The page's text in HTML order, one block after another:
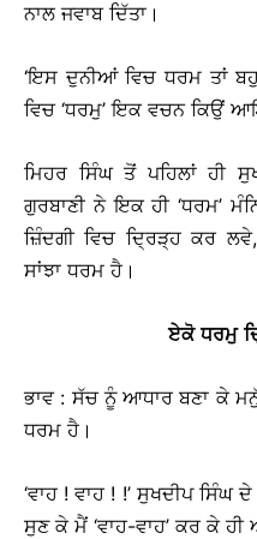
ਨਾਲ ਜਵਾਬ ਦਿੱਤਾ।
‘ਇਸ ਦੁਨੀਆਂ ਵਿਚ ਧਰਮ ਤਾਂ
ਵਿਚ ‘ਧਰਮੁ’ ਇਕ ਵਚਨ ਕਿਉਂ
ਮਿਹਰ ਸਿੰਘ ਤੋਂ ਪਹਿਲਾਂ ਹੀ
ਗੁਰਬਾਣੀ ਨੇ ਇਕ ਹੀ ‘ਧਰਮ’
ਜ਼ਿੰਦਗੀ ਵਿਚ ਦ੍ਰਿੜ੍ਹ ਕਰ
ਸਾਂਝਾ ਧਰਮ ਹੈ।
ਏਕੋ ਧਰਮੁ
ਭਾਵ : ਸੱਚ ਨੂੰ ਆਧਾਰ ਬਣਾ ਕੇ
ਧਰਮ ਹੈ।
‘ਵਾਹ ! ਵਾਹ ! !’ ਸੁਖਦੀਪ
ਸੁਣ ਕੇ ਮੈਂ ‘ਵਾਹ-ਵਾਹ’ ਕਰ ਕੇ